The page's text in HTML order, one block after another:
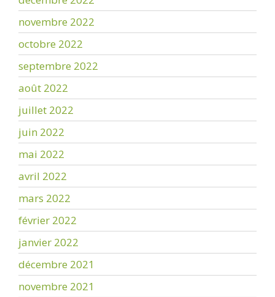
novembre 2022
octobre 2022
septembre 2022
août 2022
juillet 2022
juin 2022
mai 2022
avril 2022
mars 2022
février 2022
janvier 2022
décembre 2021
novembre 2021